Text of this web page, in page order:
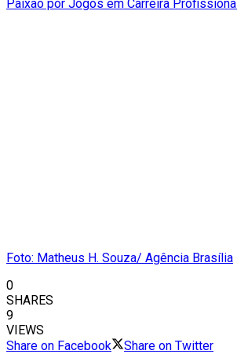
Foto: Matheus H. Souza/ Agência Brasília
0
SHARES
9
VIEWS
Share on Facebook
Share on Twitter